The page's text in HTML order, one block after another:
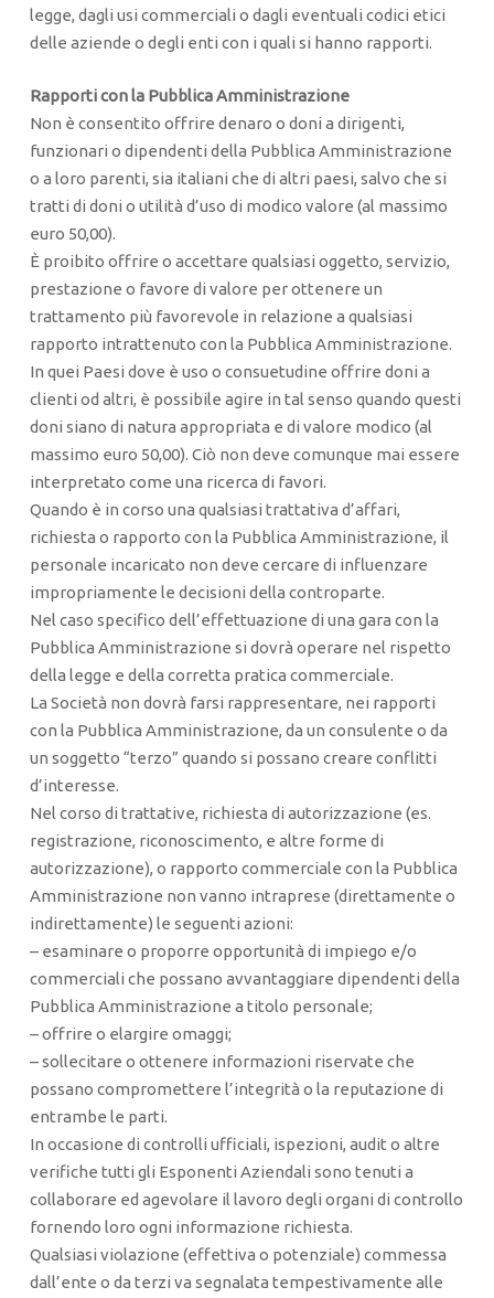
legge, dagli usi commerciali o dagli eventuali codici etici
delle aziende o degli enti con i quali si hanno rapporti.
Rapporti con la Pubblica Amministrazione
Non è consentito offrire denaro o doni a dirigenti,
funzionari o dipendenti della Pubblica Amministrazione
o a loro parenti, sia italiani che di altri paesi, salvo che si
tratti di doni o utilità d’uso di modico valore (al massimo
euro 50,00).
È proibito offrire o accettare qualsiasi oggetto, servizio,
prestazione o favore di valore per ottenere un
trattamento più favorevole in relazione a qualsiasi
rapporto intrattenuto con la Pubblica Amministrazione.
In quei Paesi dove è uso o consuetudine offrire doni a
clienti od altri, è possibile agire in tal senso quando questi
doni siano di natura appropriata e di valore modico (al
massimo euro 50,00). Ciò non deve comunque mai essere
interpretato come una ricerca di favori.
Quando è in corso una qualsiasi trattativa d’affari,
richiesta o rapporto con la Pubblica Amministrazione, il
personale incaricato non deve cercare di influenzare
impropriamente le decisioni della controparte.
Nel caso specifico dell’effettuazione di una gara con la
Pubblica Amministrazione si dovrà operare nel rispetto
della legge e della corretta pratica commerciale.
La Società non dovrà farsi rappresentare, nei rapporti
con la Pubblica Amministrazione, da un consulente o da
un soggetto “terzo” quando si possano creare conflitti
d’interesse.
Nel corso di trattative, richiesta di autorizzazione (es.
registrazione, riconoscimento, e altre forme di
autorizzazione), o rapporto commerciale con la Pubblica
Amministrazione non vanno intraprese (direttamente o
indirettamente) le seguenti azioni:
– esaminare o proporre opportunità di impiego e/o
commerciali che possano avvantaggiare dipendenti della
Pubblica Amministrazione a titolo personale;
– offrire o elargire omaggi;
– sollecitare o ottenere informazioni riservate che
possano compromettere l’integrità o la reputazione di
entrambe le parti.
In occasione di controlli ufficiali, ispezioni, audit o altre
verifiche tutti gli Esponenti Aziendali sono tenuti a
collaborare ed agevolare il lavoro degli organi di controllo
fornendo loro ogni informazione richiesta.
Qualsiasi violazione (effettiva o potenziale) commessa
dall’ente o da terzi va segnalata tempestivamente alle